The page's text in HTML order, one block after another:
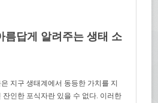
름답게 알려주는 생태 소
지구 생태계에서 동등한 가치를 지
잔인한 포식자란 있을 수 없다. 이러한